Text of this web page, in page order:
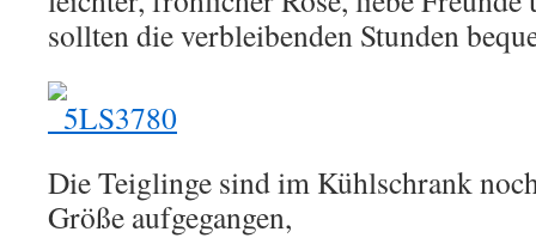
sollten die verbleibenden Stunden
Die Teiglinge sind im Kühlschrank
Größe aufgegangen,